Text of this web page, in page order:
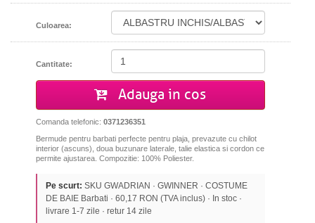
Culoarea:
Cantitate:
Adauga in cos
Comanda telefonic: 0371236351
Bermude pentru barbati perfecte pentru plaja, prevazute cu chilot
interior (ascuns), doua buzunare laterale, talie elastica si cordon ce
permite ajustarea. Compozitie: 100% Poliester.
Pe scurt: SKU GWADRIAN · GWINNER · COSTUME
DE BAIE Barbati · 60,17 RON (TVA inclus) · In stoc ·
livrare 1-7 zile · retur 14 zile